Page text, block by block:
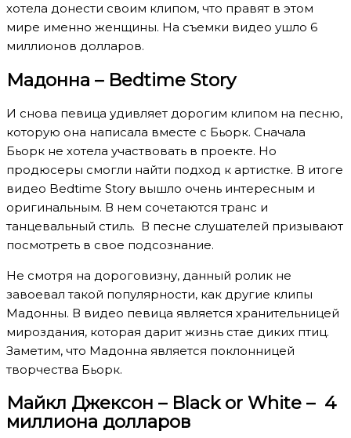
хотела донести своим клипом, что правят в этом
мире именно женщины. На съемки видео ушло 6
миллионов долларов.
Мадонна – Bedtime Story
И снова певица удивляет дорогим клипом на песню,
которую она написала вместе с Бьорк. Сначала
Бьорк не хотела участвовать в проекте. Но
продюсеры смогли найти подход к артистке. В итоге
видео Bedtime Story вышло очень интересным и
оригинальным. В нем сочетаются транс и
танцевальный стиль. В песне слушателей призывают
посмотреть в свое подсознание.
Не смотря на дороговизну, данный ролик не
завоевал такой популярности, как другие клипы
Мадонны. В видео певица является хранительницей
мироздания, которая дарит жизнь стае диких птиц.
Заметим, что Мадонна является поклонницей
творчества Бьорк.
Майкл Джексон – Black or White – 4
миллиона долларов